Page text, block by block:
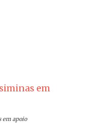
em apoio